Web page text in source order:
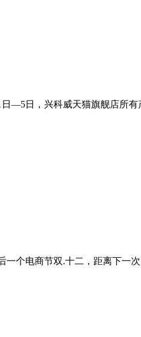
—5日，兴科威天猫旗舰店所有
一个电商节双.十二，距离下一